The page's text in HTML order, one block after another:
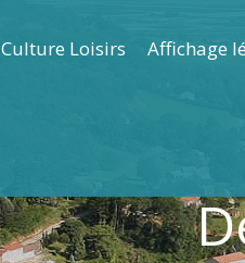
Culture Loisirs Affichage